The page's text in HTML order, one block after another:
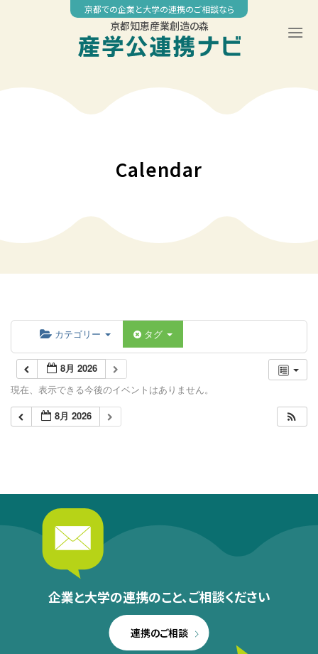
京都での企業と大学の連携のご相談なら
京都知恵産業創造の森
Calendar
カテゴリー タグ
8月 2026
現在、表示できる今後のイベントはありません。
8月 2026
企業と大学の連携のこと、ご相談ください
連携のご相談